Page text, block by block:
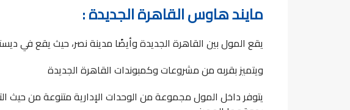
مايند هاوس القاهرة الجديدة :
يقع المول بين القاهرة الجديدة وأيضًا مدينة نصر، حيث يقع في
ويتميز بقربه من مشروعات وكمبوندات القاهرة الجديدة
يتوفر داخل المول مجموعة من الوحدات الإدارية متنوعة من حيث